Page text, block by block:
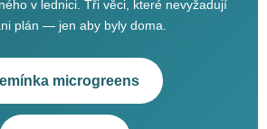
v lednici. Tři věci, které nevyžadují
plán — jen aby byly doma.
microgreens